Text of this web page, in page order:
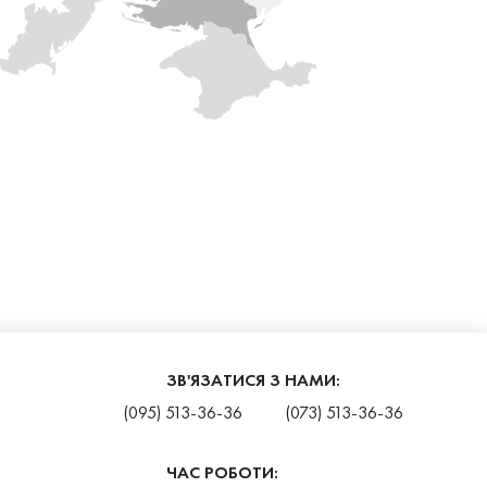
ЗВ'ЯЗАТИСЯ З НАМИ:
(095) 513-36-36
(073) 513-36-36
ЧАС РОБОТИ: